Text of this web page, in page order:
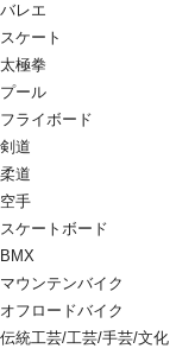
バレエ
スケート
太極拳
プール
フライボード
剣道
柔道
空手
スケートボード
BMX
マウンテンバイク
オフロードバイク
伝統工芸/工芸/手芸/文化